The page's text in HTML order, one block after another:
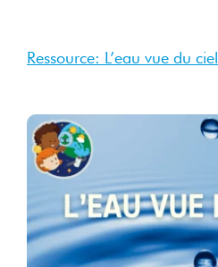
Ressource: L’eau vue du ciel